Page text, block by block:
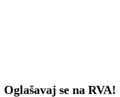
Oglašavaj se na RVA!